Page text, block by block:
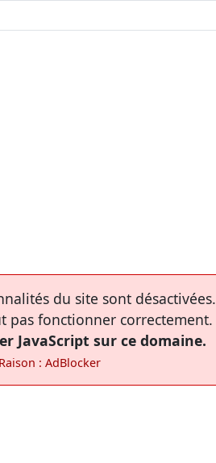
du site sont désactivées.
pas fonctionner correctement.
JavaScript sur ce domaine.
Raison : AdBlocker